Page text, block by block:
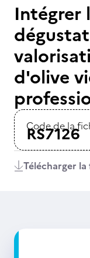
Intégrer
d'olive
Code de la
RS7126
Télécharger